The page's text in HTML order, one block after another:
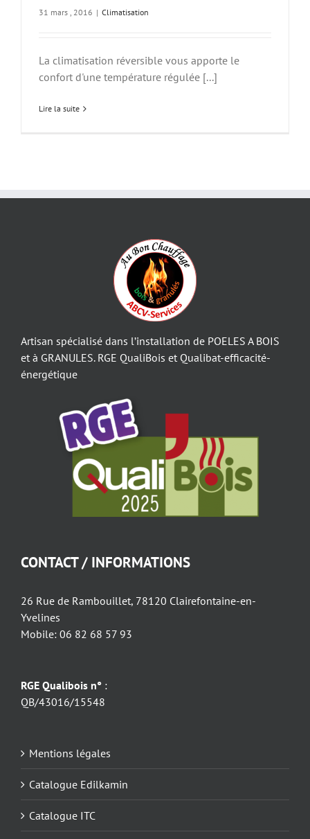
31 mars , 2016 | Climatisation
La climatisation réversible vous apporte le
confort d'une température régulée [...]
Lire la suite
Artisan spécialisé dans l’installation de POELES A BOIS
et à GRANULES. RGE QualiBois et Qualibat-efficacité-
énergétique
CONTACT / INFORMATIONS
26 Rue de Rambouillet, 78120 Clairefontaine-en-
Yvelines
Mobile: 06 82 68 57 93
RGE Qualibois n° :
QB/43016/15548
Mentions légales
Catalogue Edilkamin
Catalogue ITC